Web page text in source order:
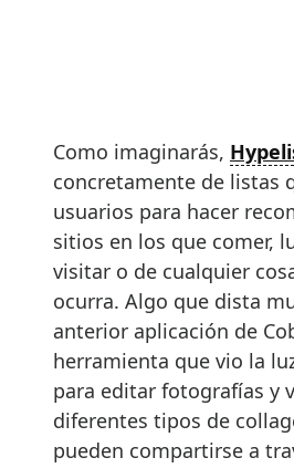
Como imaginarás,
concretamente de listas
usuarios para hacer
sitios en los que comer,
visitar o de cualquier
ocurra. Algo que dista
anterior aplicación de
herramienta que vio la
para editar fotografías y
diferentes tipos de
pueden compartirse a